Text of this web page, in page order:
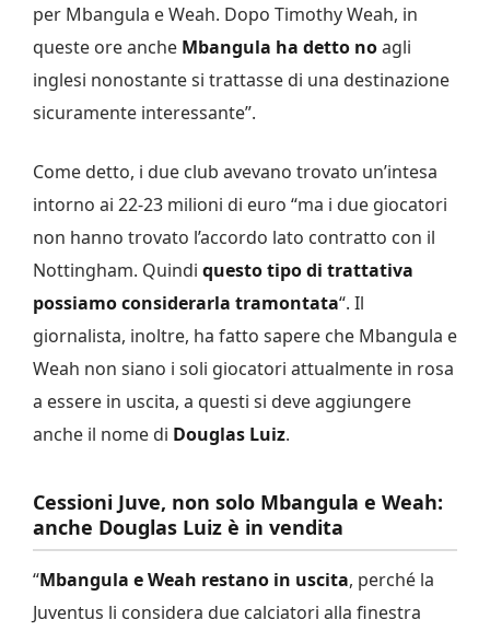
per Mbangula e Weah. Dopo Timothy Weah, in
queste ore anche Mbangula ha detto noagli
inglesi nonostante si trattasse di una destinazione
sicuramente interessante”.
Come detto, i due club avevano trovato un’intesa
intorno ai 22-23 milioni di euro “ma i due giocatori
non hanno trovato l’accordo lato contratto con il
Nottingham. Quindi questo tipo di trattativa
possiamo considerarla tramontata“. Il
giornalista, inoltre, ha fatto sapere che Mbangula e
Weah non siano i soli giocatori attualmente in rosa
a essere in uscita, a questi si deve aggiungere
anche il nome di Douglas Luiz.
Cessioni Juve, non solo Mbangula e Weah:
anche Douglas Luiz è in vendita
“Mbangula e Weah restano in uscita, perché la
Juventus li considera due calciatori alla finestra